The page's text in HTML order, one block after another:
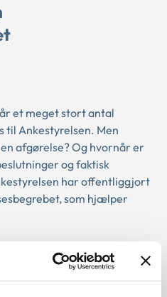
et meget stort antal
til Ankestyrelsen. Men
afgørelse? Og hvornår er
og faktisk
har offentliggjort
som hjælper
for børn og